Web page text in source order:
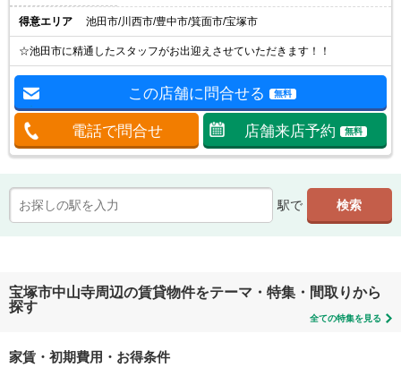
得意エリア 池田市/川西市/豊中市/箕面市/宝塚市
☆池田市に精通したスタッフがお出迎えさせていただきます！！
この店舗に問合せる 無料
電話で問合せ 店舗来店予約 無料
駅で
宝塚市中山寺周辺の賃貸物件をテーマ・特集・間取りから
探す
全ての特集を見る
家賃・初期費用・お得条件